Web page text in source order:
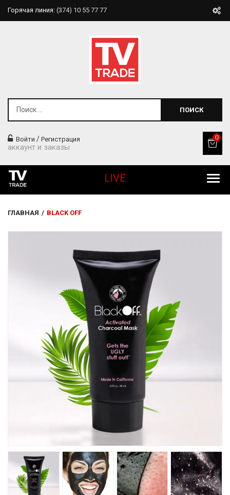
Горячая линия: (374) 10 55 77 77
ПОИСК
Войти / Регистрация
аккаунт и заказы
0
Kрасота И Здоровье
LIVE
ГЛАВНАЯ / BLACK OFF